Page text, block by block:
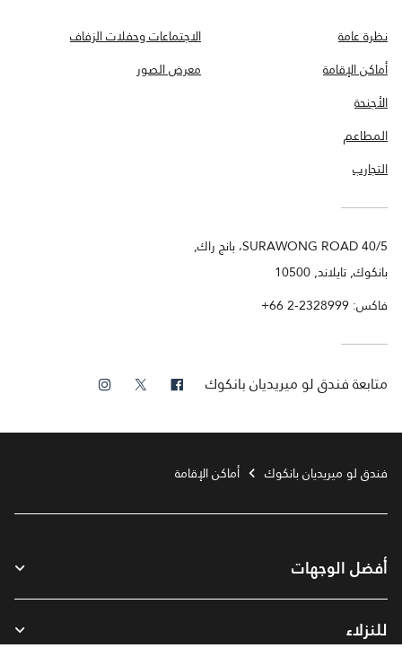
نظرة عامة
أماكن الإقامة
الأجنحة
المطاعم
التجارب
الاجتماعات وحفلات الزفاف
معرض الصور
40/5 SURAWONG ROAD، بانج راك,
بانكوك, تايلاند, 10500
فاكس:+66 2-2328999
متابعةفندق لو ميريديان بانكوك فيس بوكتويتر
فندق لو ميريديان بانكوك أماكن الإقامة
أفضل الوجهات
للنزلاء